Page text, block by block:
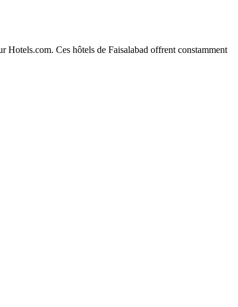
Hotels.com. Ces hôtels de Faisalabad offrent constamment